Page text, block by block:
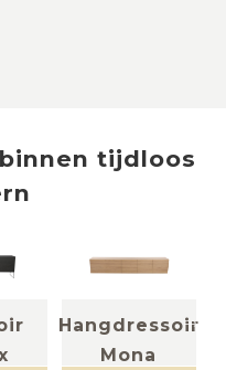
binnen tijdloos
Hangdressoir
Mona